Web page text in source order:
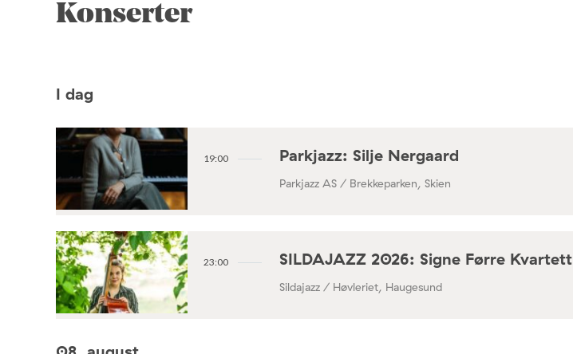
Konserter
I dag
19:00 Parkjazz: Silje Nergaard
Parkjazz AS / Brekkeparken, Skien
23:00 SILDAJAZZ 2026: Signe Førre Kvartett
Sildajazz / Høvleriet, Haugesund